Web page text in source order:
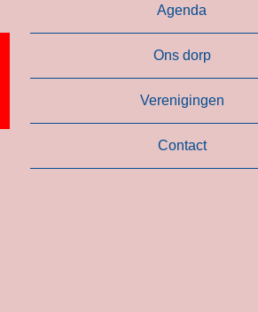
Agenda
Ons dorp
Verenigingen
Contact